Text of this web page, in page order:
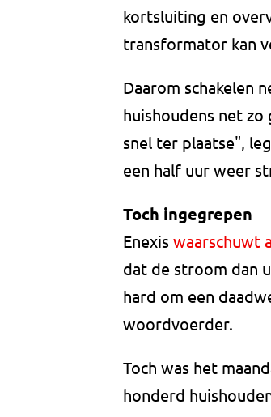
kortsluiting en
transformator kan
Daarom schakelen
huishoudens net
snel ter plaatse",
een half uur weer
Toch ingegrepen
Enexis waarschuwt
dat de stroom dan
hard om een
woordvoerder.
Toch was het
honderd